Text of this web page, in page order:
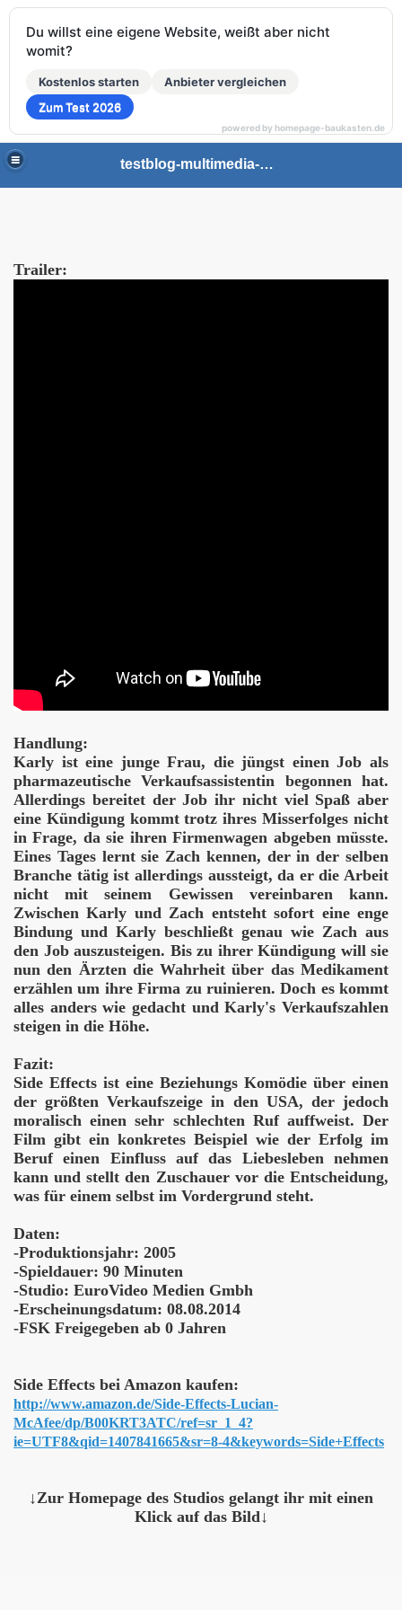
testblog-multimedia-gaming
Trailer:
Handlung:
Karly ist eine junge Frau, die jüngst einen Job als
pharmazeutische Verkaufsassistentin begonnen hat.
Allerdings bereitet der Job ihr nicht viel Spaß aber
eine Kündigung kommt trotz ihres Misserfolges nicht
in Frage, da sie ihren Firmenwagen abgeben müsste.
Eines Tages lernt sie Zach kennen, der in der selben
Branche tätig ist allerdings aussteigt, da er die Arbeit
nicht mit seinem Gewissen vereinbaren kann.
Zwischen Karly und Zach entsteht sofort eine enge
Bindung und Karly beschließt genau wie Zach aus
den Job auszusteigen. Bis zu ihrer Kündigung will sie
nun den Ärzten die Wahrheit über das Medikament
erzählen um ihre Firma zu ruinieren. Doch es kommt
alles anders wie gedacht und Karly's Verkaufszahlen
steigen in die Höhe.
Fazit:
Side Effects ist eine Beziehungs Komödie über einen
der größten Verkaufszeige in den USA, der jedoch
moralisch einen sehr schlechten Ruf auffweist. Der
Film gibt ein konkretes Beispiel wie der Erfolg im
Beruf einen Einfluss auf das Liebesleben nehmen
kann und stellt den Zuschauer vor die Entscheidung,
was für einem selbst im Vordergrund steht.
Daten:
-Produktionsjahr: 2005
-Spieldauer: 90 Minuten
-Studio: EuroVideo Medien Gmbh
-Erscheinungsdatum: 08.08.2014
-FSK Freigegeben ab 0 Jahren
Side Effects bei Amazon kaufen:
http://www.amazon.de/Side-Effects-Lucian-
McAfee/dp/B00KRT3ATC/ref=sr_1_4?
ie=UTF8&qid=1407841665&sr=8-4&keywords=Side+Effects
↓Zur Homepage des Studios gelangt ihr mit einen
Klick auf das Bild↓
über den Horizont
tiefer!
Besseres
Die Toten Hosen
Du willst eine eigene Website, weißt aber nicht
womit?
Kostenlos starten
Anbieter vergleichen
Zum Test 2026
powered by homepage-baukasten.de